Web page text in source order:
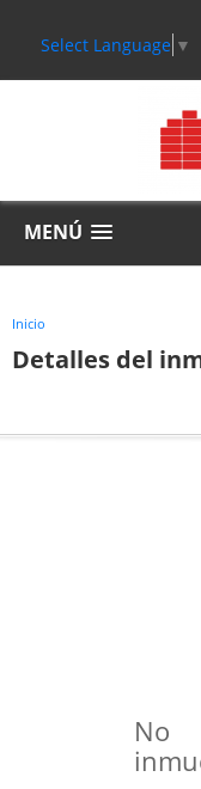
Select Language ▼
MENÚ
Inicio
Detalles del
No